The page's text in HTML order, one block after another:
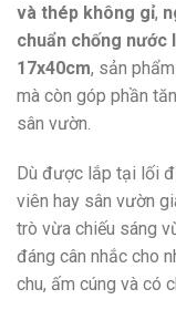
và thép không gỉ,
chuẩn chống nước
17x40cm, sản
mà còn góp phần
sân vườn.
Dù được lắp tại lối
viên hay sân vườn
trò vừa chiếu sáng
đáng cân nhắc cho
chu, ấm cúng và có